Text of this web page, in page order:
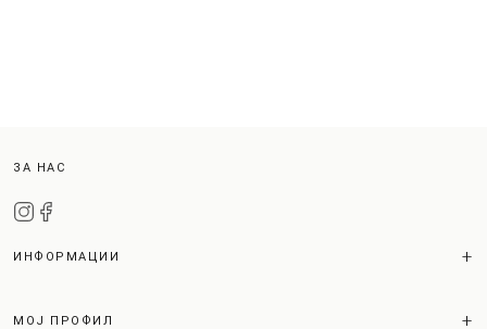
ЗА НАС
ИНФОРМАЦИИ
МОЈ ПРОФИЛ